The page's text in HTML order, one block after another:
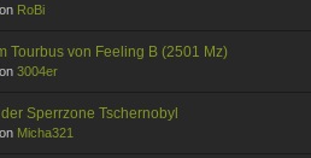
RoBi
Tourbus von Feeling B (2501 Mz)
3004er
Sperrzone Tschernobyl
Micha321